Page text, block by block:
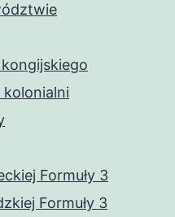
Formuły 3
Formuły 3